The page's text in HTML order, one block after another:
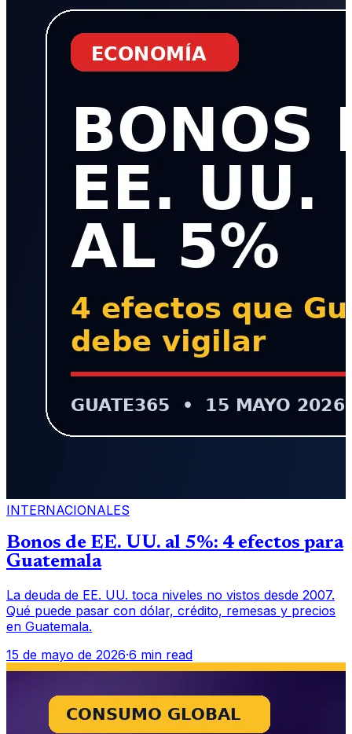
INTERNACIONALES
Bonos de EE. UU. al 5%: 4 efectos para
Guatemala
La deuda de EE. UU. toca niveles no vistos desde 2007.
Qué puede pasar con dólar, crédito, remesas y precios
en Guatemala.
15 de mayo de 2026·6 min read